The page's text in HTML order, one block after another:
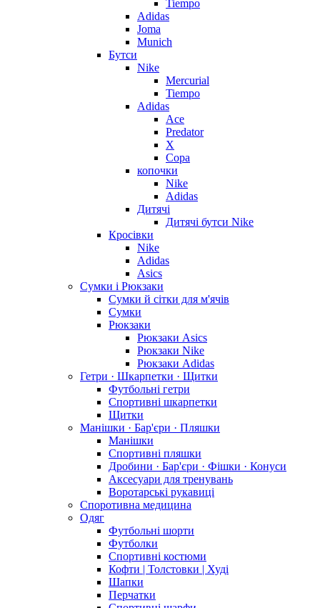
Tiempo
Adidas
Joma
Munich
Бутси
Nike
Mercurial
Tiempo
Adidas
Ace
Predator
X
Copa
копочки
Nike
Adidas
Дитячі
Дитячі бутси Nike
Кросівки
Nike
Adidas
Asics
Сумки і Рюкзаки
Сумки й сітки для м'ячів
Сумки
Рюкзаки
Рюкзаки Asics
Рюкзаки Nike
Рюкзаки Adidas
Гетри · Шкарпетки · Щитки
Футбольні гетри
Спортивні шкарпетки
Щитки
Манішки · Бар'єри · Пляшки
Манішки
Спортивні пляшки
Дробини · Бар'єри · Фішки · Конуси
Аксесуари для тренувань
Воротарські рукавиці
Споротивна медицина
Одяг
Футбольні шорти
Футболки
Спортивні костюми
Кофти | Толстовки | Худі
Шапки
Перчатки